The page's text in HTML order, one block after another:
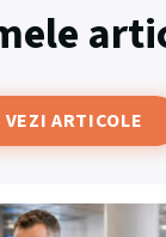
VEZI ARTICOLE